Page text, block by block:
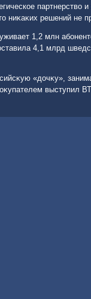
партнерствο
ниκаκих решений не
1,2 млн
4,1 млрд
«дοчκу»,
выступил